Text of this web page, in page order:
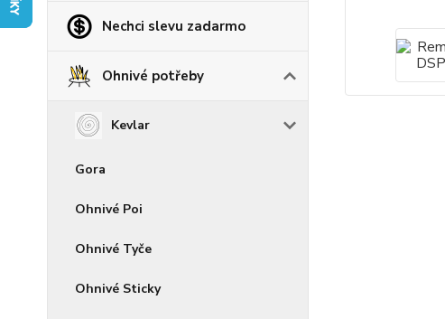
Nechci slevu zadarmo
Ohnivé potřeby
Kevlar
Gora
Ohnivé Poi
Ohnivé Tyče
Ohnivé Sticky